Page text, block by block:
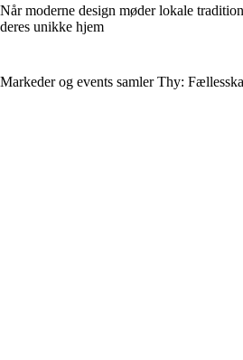
Når moderne design møder lokale
deres unikke hjem
Markeder og events samler Thy: